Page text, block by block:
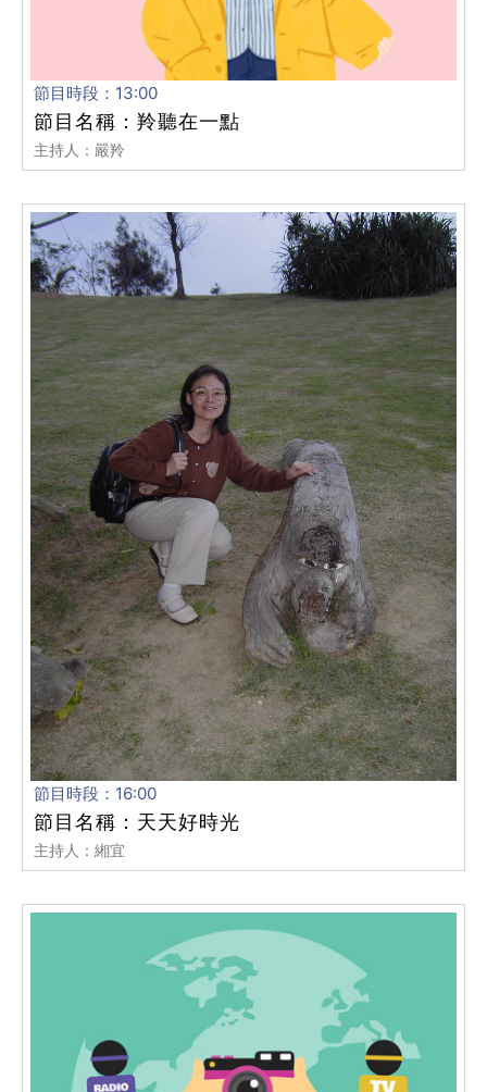
節目時段：13:00
節目名稱：羚聽在一點
主持人：嚴羚
節目時段：16:00
節目名稱：天天好時光
主持人：緗宜